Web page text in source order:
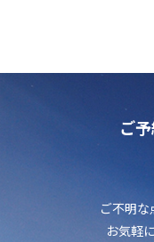
ご
ご不明な
お気軽